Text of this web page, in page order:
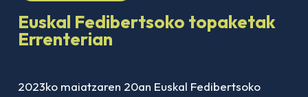
Euskal Fedibertsoko topaketak
Errenterian
2023ko maiatzaren 20an Euskal Fedibertsoko